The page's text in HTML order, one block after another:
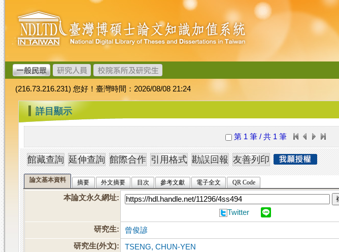
跳
到
主
要
內
容
臺
灣
博
碩
士
論
文
加
值
系
統
(216.73.216.231) 您好！臺灣時間：2026/08/08 21:24
::: 詳目顯示
第 1 筆 / 共 1 筆
論文基本資料 摘要 外文摘要 目次 參考文獻 電子全文 QR Code
本論文永久網址:
Twitter
研究生:
曾俊諺
研究生(外文):
TSENG, CHUN-YEN